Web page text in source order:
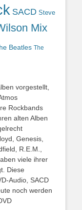
SACD Steve
Mix
Beatles The
vorgestellt,
Rockbands
alten Alben
Genesis,
R.E.M.,
viele ihrer
Diese
Audio, SACD
noch werden